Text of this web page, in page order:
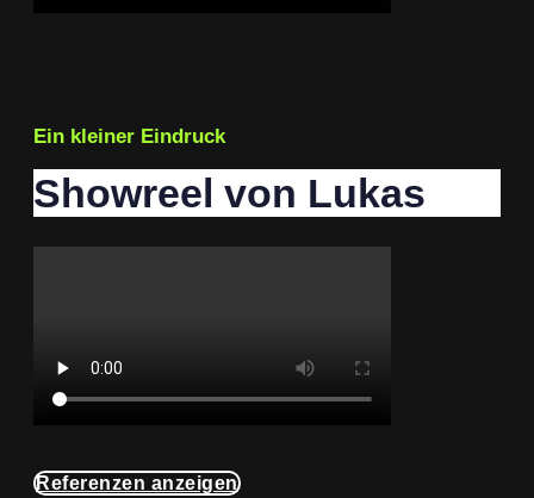
Ein kleiner Eindruck
Showreel von Lukas
Referenzen anzeigen